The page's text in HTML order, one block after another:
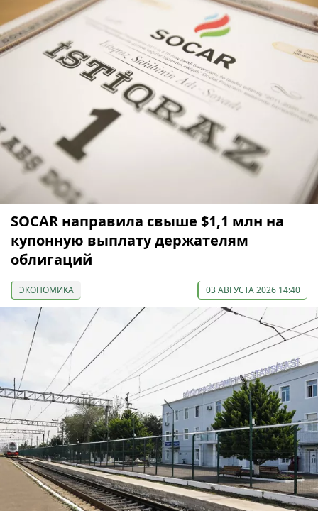
SOCAR направила свыше $1,1 млн на
купонную выплату держателям
облигаций
ЭКОНОМИКА 03 АВГУСТА 2026 14:40